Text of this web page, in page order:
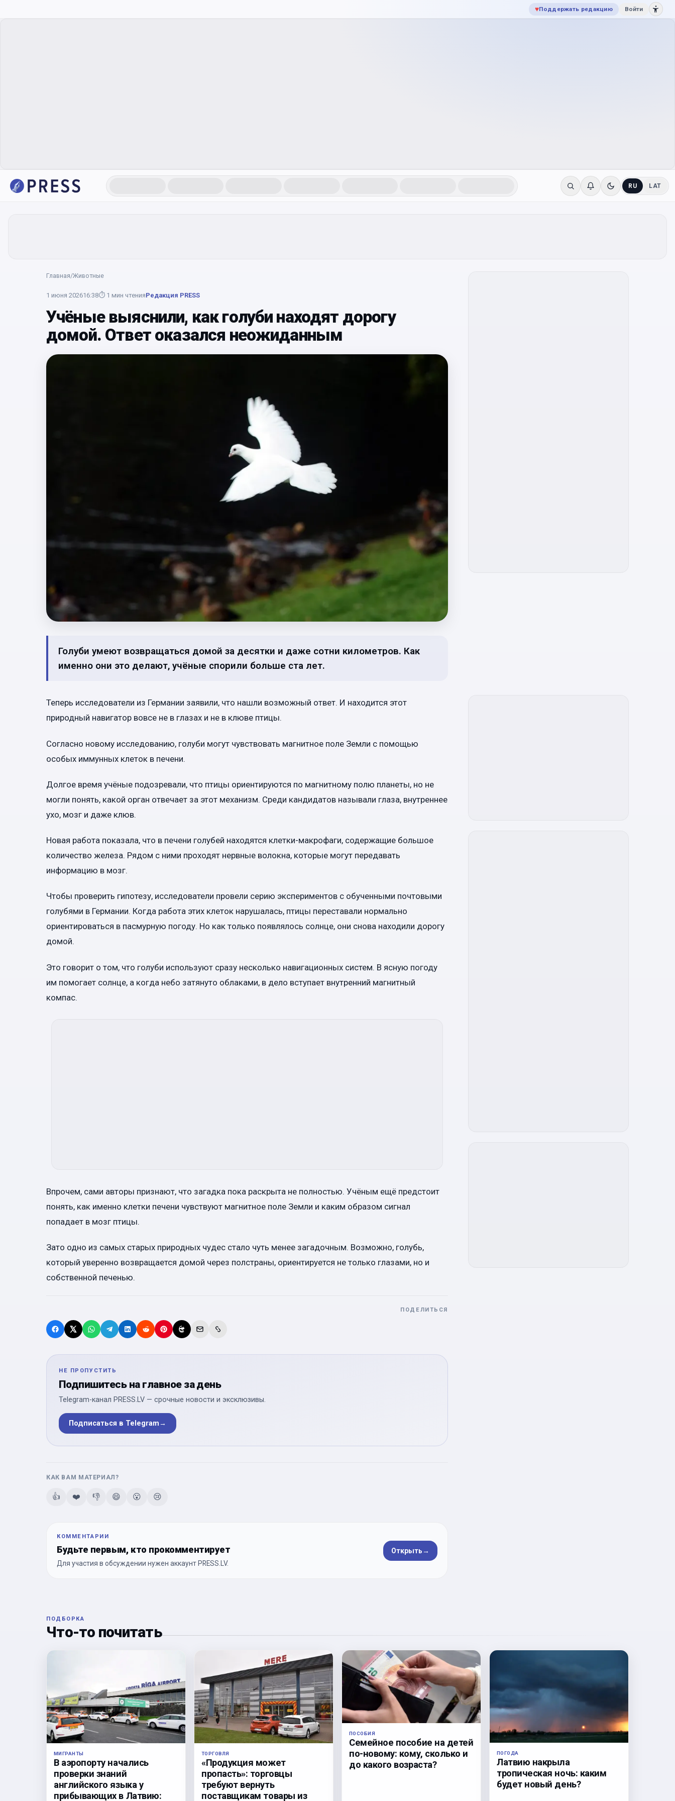
♥Поддержать редакцию Войти
RU LAT
Главная/Животные
1 июня 202616:38⏱ 1 мин чтенияРедакция PRESS
Учёные выяснили, как голуби находят дорогу
домой. Ответ оказался неожиданным
Голуби умеют возвращаться домой за десятки и даже сотни километров. Как
именно они это делают, учёные спорили больше ста лет.
Теперь исследователи из Германии заявили, что нашли возможный ответ. И находится этот
природный навигатор вовсе не в глазах и не в клюве птицы.
Согласно новому исследованию, голуби могут чувствовать магнитное поле Земли с помощью
особых иммунных клеток в печени.
Долгое время учёные подозревали, что птицы ориентируются по магнитному полю планеты, но не
могли понять, какой орган отвечает за этот механизм. Среди кандидатов называли глаза, внутреннее
ухо, мозг и даже клюв.
Новая работа показала, что в печени голубей находятся клетки-макрофаги, содержащие большое
количество железа. Рядом с ними проходят нервные волокна, которые могут передавать
информацию в мозг.
Чтобы проверить гипотезу, исследователи провели серию экспериментов с обученными почтовыми
голубями в Германии. Когда работа этих клеток нарушалась, птицы переставали нормально
ориентироваться в пасмурную погоду. Но как только появлялось солнце, они снова находили дорогу
домой.
Это говорит о том, что голуби используют сразу несколько навигационных систем. В ясную погоду
им помогает солнце, а когда небо затянуто облаками, в дело вступает внутренний магнитный
компас.
Впрочем, сами авторы признают, что загадка пока раскрыта не полностью. Учёным ещё предстоит
понять, как именно клетки печени чувствуют магнитное поле Земли и каким образом сигнал
попадает в мозг птицы.
Зато одно из самых старых природных чудес стало чуть менее загадочным. Возможно, голубь,
который уверенно возвращается домой через полстраны, ориентируется не только глазами, но и
собственной печенью.
ПОДЕЛИТЬСЯ
НЕ ПРОПУСТИТЬ
Подпишитесь на главное за день
Telegram-канал PRESS.LV — срочные новости и эксклюзивы.
Подписаться в Telegram→
КАК ВАМ МАТЕРИАЛ?
👍 ❤️ 👎 😄 😮 😢
КОММЕНТАРИИ
Будьте первым, кто прокомментирует
Для участия в обсуждении нужен аккаунт PRESS.LV.
Открыть→
ПОДБОРКА
Что-то почитать
МИГРАНТЫ
В аэропорту начались
проверки знаний
английского языка у
прибывающих в Латвию:
ТОРГОВЛЯ
«Продукция может
пропасть»: торговцы
требуют вернуть
поставщикам товары из
ПОСОБИЯ
Семейное пособие на детей
по-новому: кому, сколько и
до какого возраста?
ПОГОДА
Латвию накрыла
тропическая ночь: каким
будет новый день?